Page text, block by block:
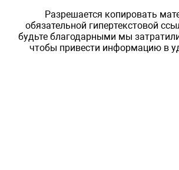
Разрешается копировать
обязательной гипертекстовой
будьте благодарными мы
чтобы привести информацию в